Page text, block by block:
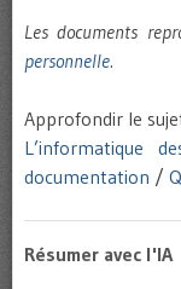
Les documents
personnelle.
Approfondir le
L’informatique
documentation /
Résumer avec l'IA